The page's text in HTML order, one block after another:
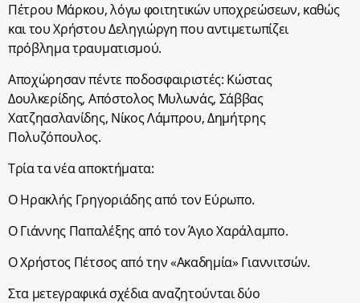
Πέτρου Μάρκου, λόγω φοιτητικών υποχρεώσεων, καθώς
και του Χρήστου Δεληγιώργη που αντιμετωπίζει
πρόβλημα τραυματισμού.
Αποχώρησαν πέντε ποδοσφαιριστές: Κώστας
Δουλκερίδης, Απόστολος Μυλωνάς, Σάββας
Χατζηασλανίδης, Νίκος Λάμπρου, Δημήτρης
Πολυζόπουλος.
Τρία τα νέα αποκτήματα:
Ο Ηρακλής Γρηγοριάδης από τον Εύρωπο.
Ο Γιάννης Παπαλέξης από τον Άγιο Χαράλαμπο.
Ο Χρήστος Πέτσος από την «Ακαδημία» Γιαννιτσών.
Στα μετεγραφικά σχέδια αναζητούνται δύο